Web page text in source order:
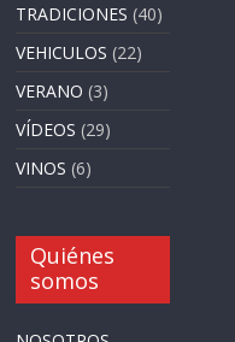
TRADICIONES (40)
VEHICULOS (22)
VERANO (3)
VÍDEOS (29)
VINOS (6)
Quiénes
somos